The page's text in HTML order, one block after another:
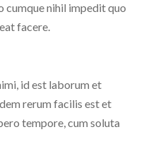
nihil impedit quo
facere.
id est laborum et
rerum facilis est et
tempore, cum soluta